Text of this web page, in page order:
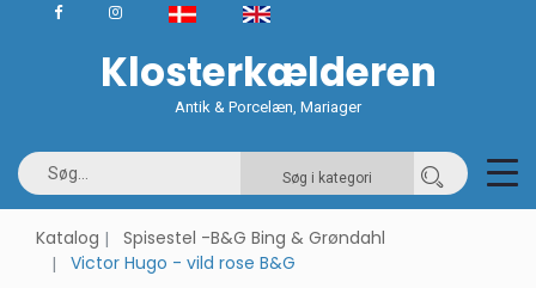
Klosterkælderen
Antik & Porcelæn, Mariager
Søg i kategori
Katalog
Spisestel -B&G Bing & Grøndahl
Victor Hugo - vild rose B&G